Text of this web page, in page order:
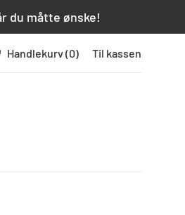
du måtte ønske!
Handlekurv (0) Til kassen